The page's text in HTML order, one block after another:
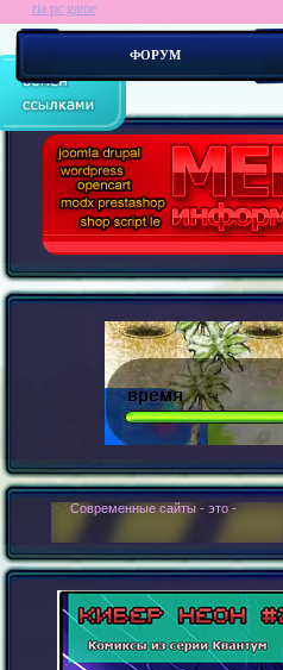
ФОРУМ
ria pc game
> : Современные сайты - это